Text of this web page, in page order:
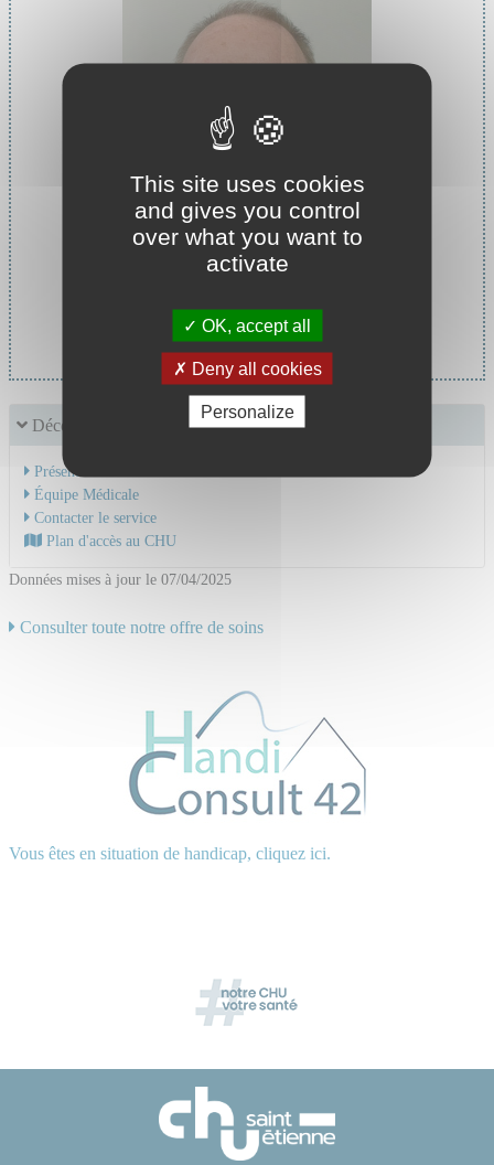
Chef de service :
Pr BOURLET Thomas
Découvrir le service
Présentation de l'activité
Équipe Médicale
Contacter le service
Plan d'accès au CHU
Données mises à jour le 07/04/2025
Consulter toute notre offre de soins
Vous êtes en situation de handicap, cliquez ici.
This site uses cookies
and gives you control
over what you want to
activate
OK, accept all
Deny all cookies
Personalize